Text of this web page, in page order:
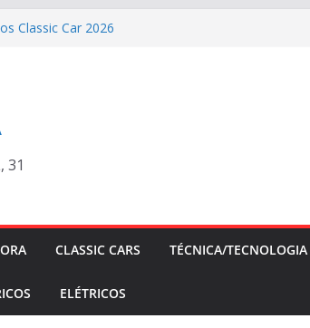
Classic Car 2026
31
CLASSIC CARS TÉCNICA/TECNOLOGIA
ELÉTRICOS